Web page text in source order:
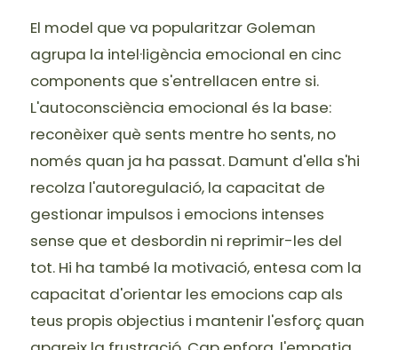
El model que va popularitzar Goleman
agrupa la intel·ligència emocional en cinc
components que s'entrellacen entre si.
L'autoconsciència emocional és la base:
reconèixer què sents mentre ho sents, no
només quan ja ha passat. Damunt d'ella s'hi
recolza l'autoregulació, la capacitat de
gestionar impulsos i emocions intenses
sense que et desbordin ni reprimir-les del
tot. Hi ha també la motivació, entesa com la
capacitat d'orientar les emocions cap als
teus propis objectius i mantenir l'esforç quan